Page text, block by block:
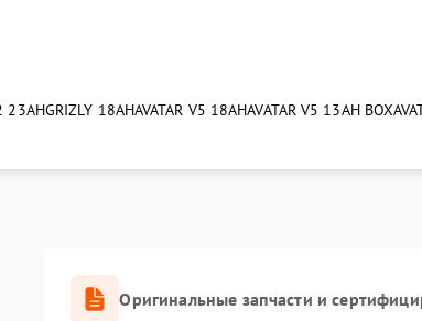
23AHGRIZLY 18AHAVATAR V5 18AHAVATAR V5 13AH BOX
Оригинальные запчасти и